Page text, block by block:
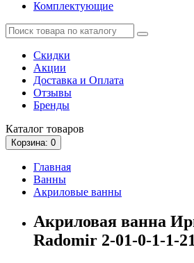
Комплектующие
Скидки
Акции
Доставка и Оплата
Отзывы
Бренды
Каталог товаров
Корзина: 0
Главная
Ванны
Акриловые ванны
Акриловая ванна
Radomir 2-01-0-1-1-